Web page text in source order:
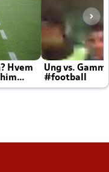
Hvem
Ung vs.
#football